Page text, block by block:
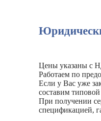
Цены указаны с
Работаем по
Если у Вас уже
составим
При получении
спецификацией,